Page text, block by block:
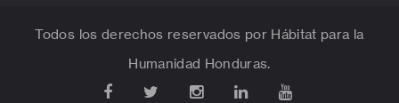
Todos los derechos reservados por Hábitat para la
Humanidad Honduras.